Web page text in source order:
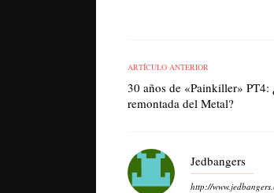
ARTÍCULO ANTERIOR
30 años de «Painkiller» PT4:
remontada del Metal?
Jedbangers
http://